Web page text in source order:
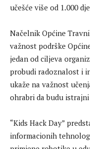
učešće više od 1.000
Načelnik Općine
važnost podrške
jedan od ciljeva
probudi radoznalost i
ukaže na važnost
ohrabri da budu
“Kids Hack Day”
informacionih